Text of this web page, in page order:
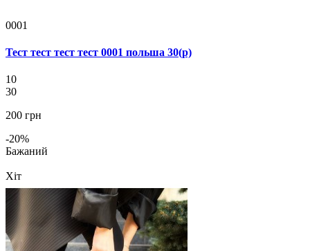
0001
Тест тест тест тест 0001 польша 30(р)
10
30
200 грн
-20%
Бажаний
Хіт